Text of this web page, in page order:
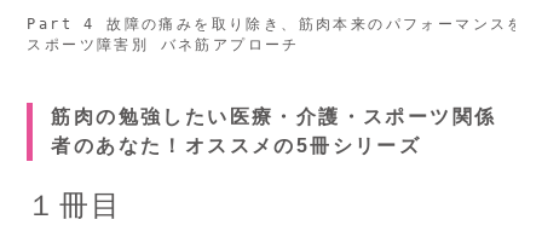
Part 4 故障の痛みを取り除き、筋肉本来のパフォーマンスを
筋肉の勉強したい医療・介護・スポーツ関係
者のあなた！オススメの5冊シリーズ
１冊目